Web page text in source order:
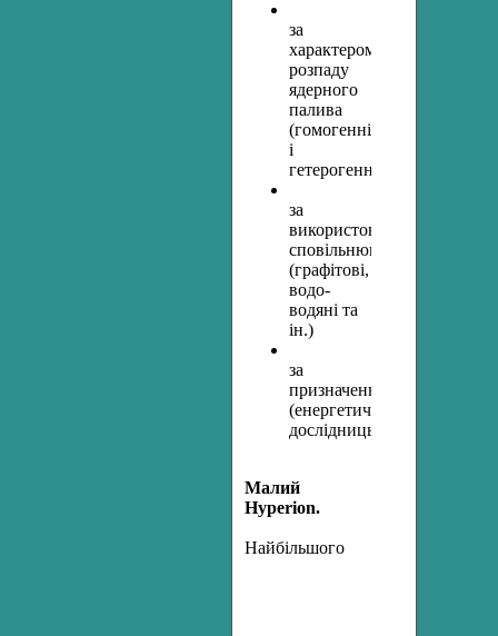
за
характером
розпаду
ядерного
палива
(гомогенні
і
гетерогенні)
за
використовуваним
сповільнювачем
(графітові,
водо-
водяні та
ін.)
за
призначенням
(енергетичні,
дослідницькі)
Малий
Hyperion.
Найбільшого